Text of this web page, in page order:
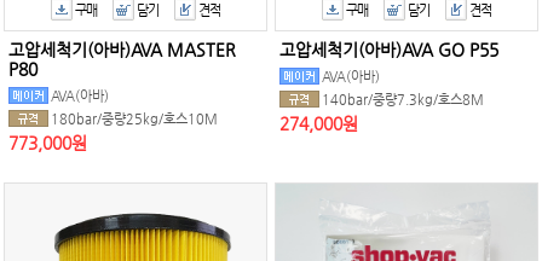
구매 담기 견적
고압세척기(아바)AVA MASTER
P80
AVA(아바)
180bar/중량25kg/호스10M
773,000원
구매 담기 견적
고압세척기(아바)AVA GO P55
AVA(아바)
140bar/중량7.3kg/호스8M
274,000원